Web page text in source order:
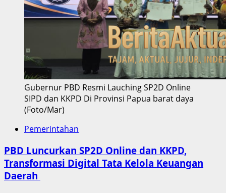
Gubernur PBD Resmi Lauching SP2D Online
SIPD dan KKPD Di Provinsi Papua barat daya
(Foto/Mar)
Pemerintahan
PBD Luncurkan SP2D Online dan KKPD,
Transformasi Digital Tata Kelola Keuangan
Daerah